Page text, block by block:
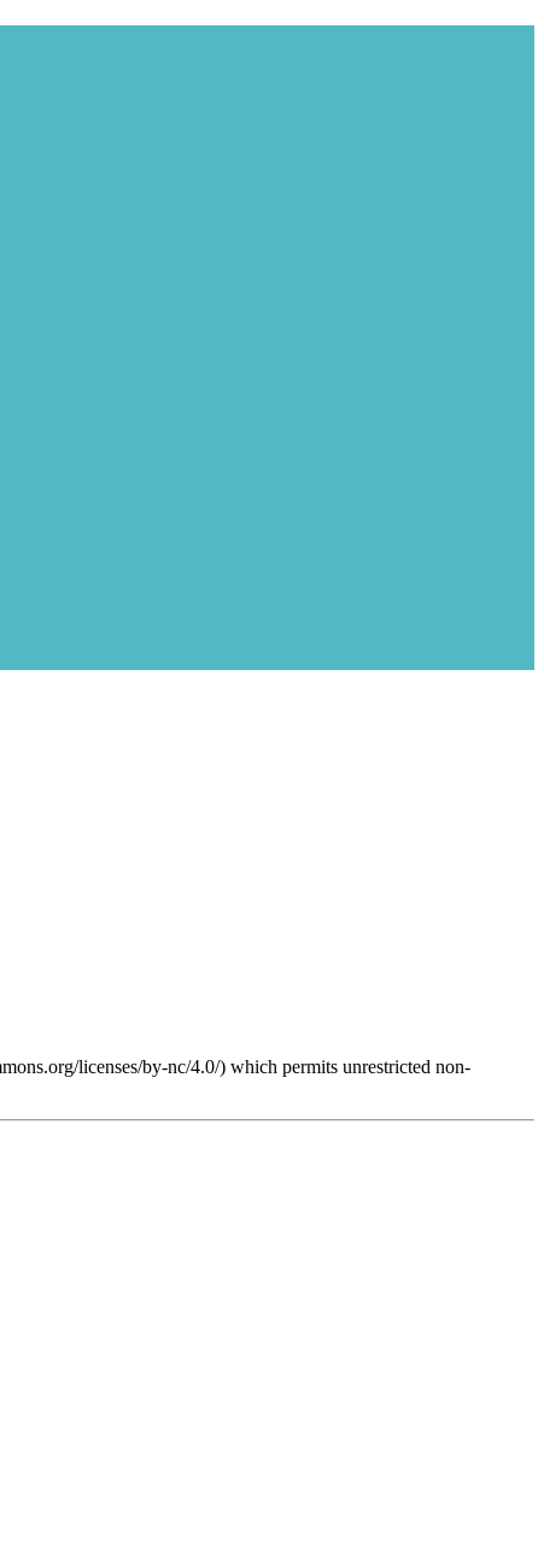
licenses/by-nc/4.0/) which permits unrestricted non-